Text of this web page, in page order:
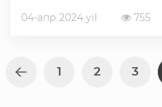
04-апр 2024 yil 755
1 2 3